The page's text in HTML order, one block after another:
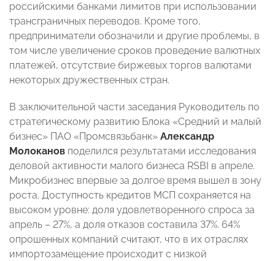
российскими банками лимитов при использовании
трансграничных переводов. Кроме того,
предприниматели обозначили и другие проблемы, в
том числе увеличение сроков проведение валютных
платежей, отсутствие биржевых торгов валютами
некоторых дружественных стран.
В заключительной части заседания Руководитель по
стратегическому развитию Блока «Средний и малый
бизнес» ПАО «Промсвязьбанк» Александр
Молоканов поделился результатами исследования
деловой активности малого бизнеса RSBI в апреле.
Микробизнес впервые за долгое время вышел в зону
роста. Доступность кредитов МСП сохраняется на
высоком уровне: доля удовлетворенного спроса за
апрель – 27%, а доля отказов составила 37%. 64%
опрошенных компаний считают, что в их отраслях
импортозамещение происходит с низкой